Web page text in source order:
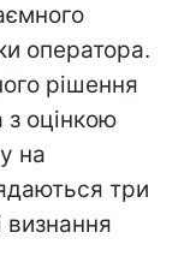
оператора.
рішення
оцінкою
на
три
визнання